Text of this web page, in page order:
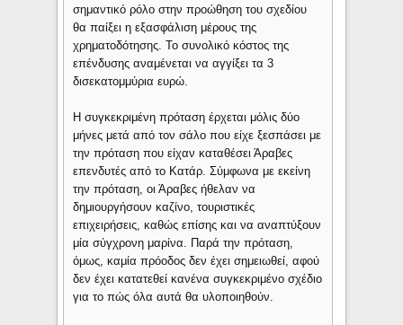
σημαντικό ρόλο στην προώθηση του σχεδίου
θα παίξει η εξασφάλιση μέρους της
χρηματοδότησης. Το συνολικό κόστος της
επένδυσης αναμένεται να αγγίξει τα 3
δισεκατομμύρια ευρώ.
Η συγκεκριμένη πρόταση έρχεται μόλις δύο
μήνες μετά από τον σάλο που είχε ξεσπάσει με
την πρόταση που είχαν καταθέσει Άραβες
επενδυτές από το Κατάρ. Σύμφωνα με εκείνη
την πρόταση, οι Άραβες ήθελαν να
δημιουργήσουν καζίνο, τουριστικές
επιχειρήσεις, καθώς επίσης και να αναπτύξουν
μία σύγχρονη μαρίνα. Παρά την πρόταση,
όμως, καμία πρόοδος δεν έχει σημειωθεί, αφού
δεν έχει κατατεθεί κανένα συγκεκριμένο σχέδιο
για το πώς όλα αυτά θα υλοποιηθούν.